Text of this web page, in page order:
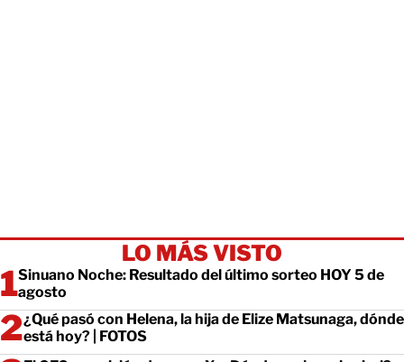
LO MÁS VISTO
Sinuano Noche: Resultado del último sorteo HOY 5 de
agosto
¿Qué pasó con Helena, la hija de Elize Matsunaga, dónde
está hoy? | FOTOS